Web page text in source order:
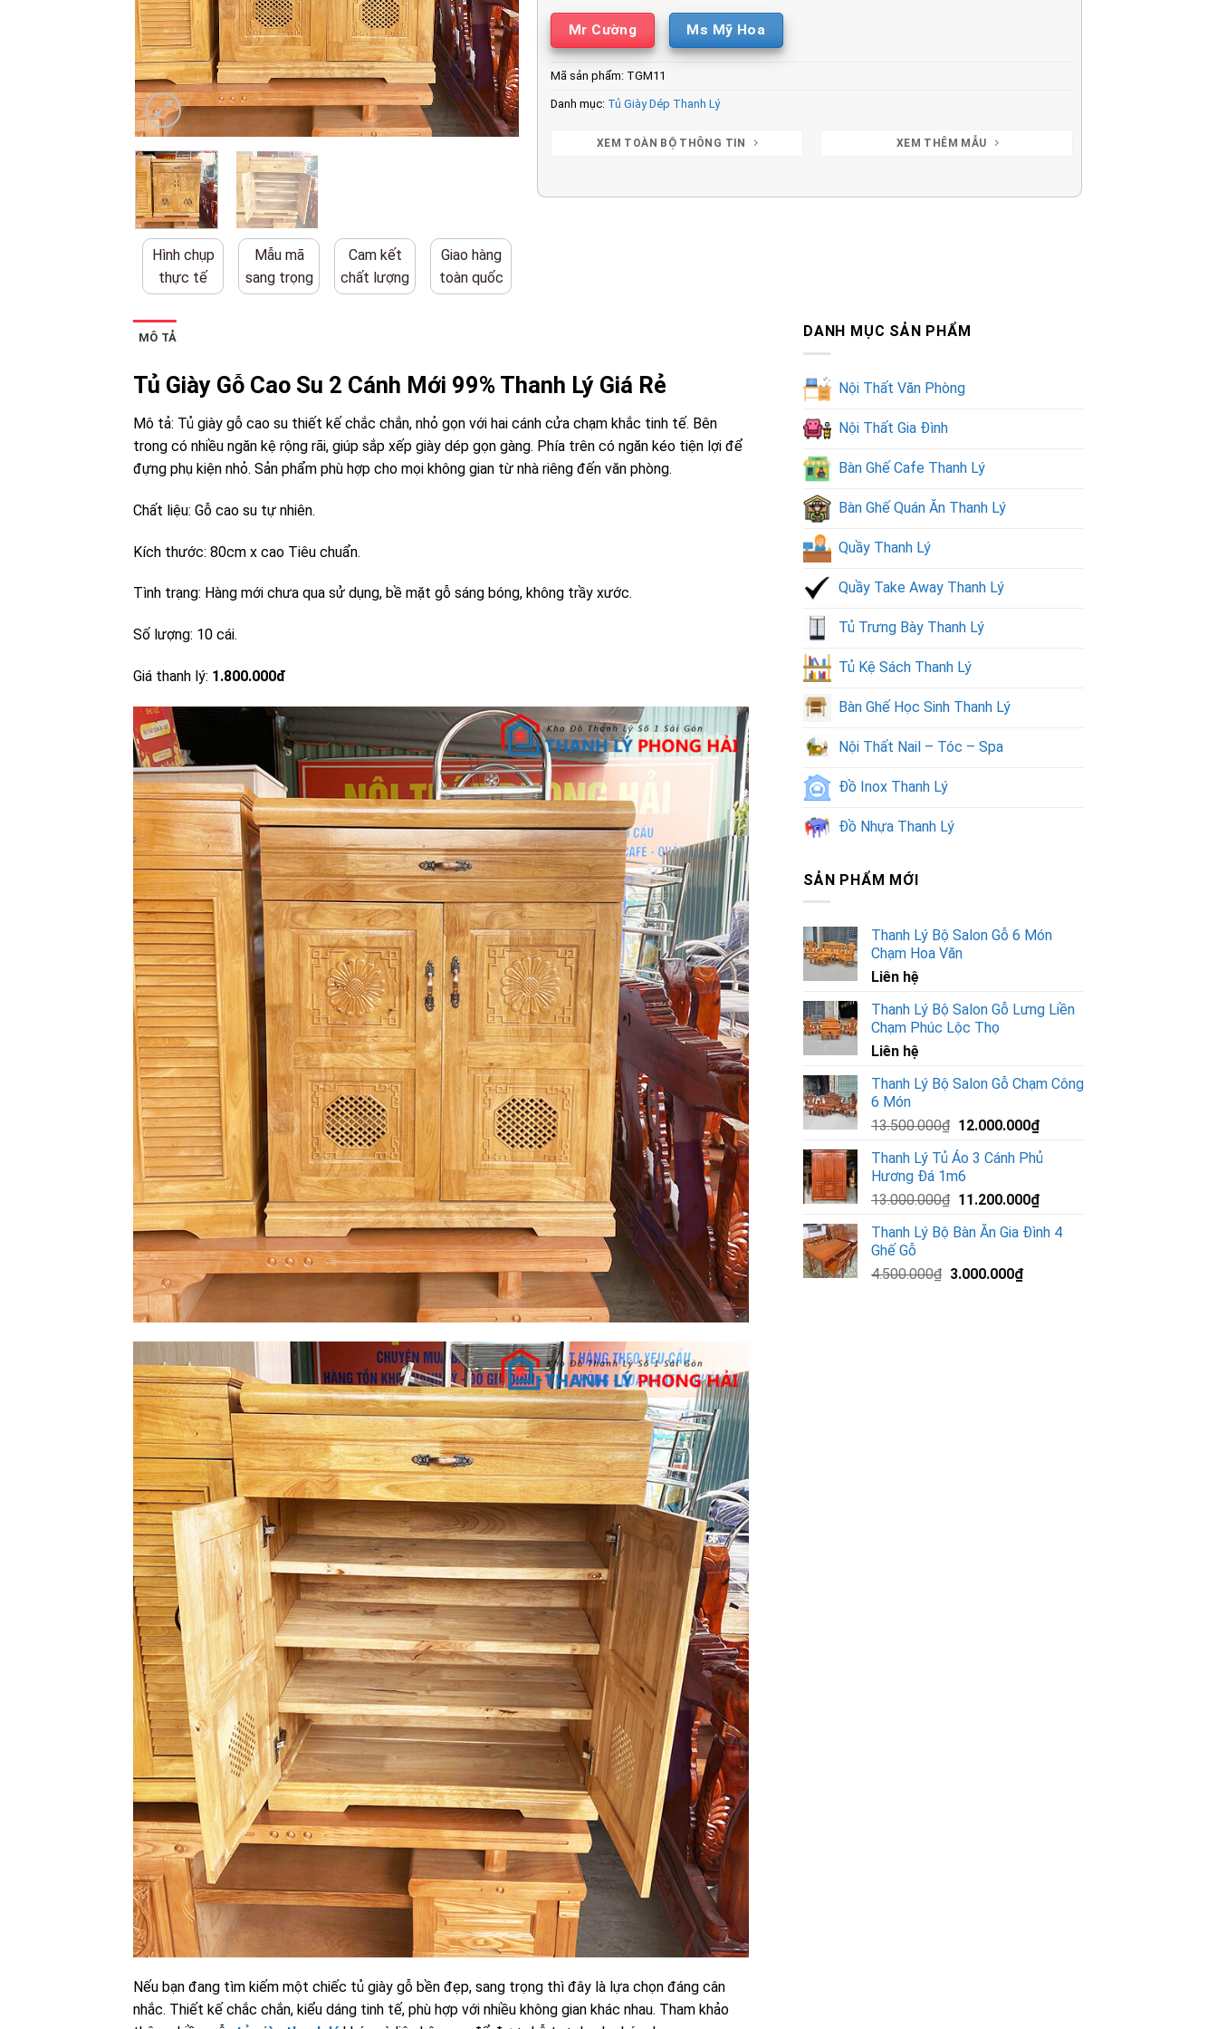
Hình chụp
thực tế
Mẫu mã
sang trọng
Cam kết
chất lượng
Giao hàng
toàn quốc
Mr Cường Ms Mỹ Hoa
Mã sản phẩm: TGM11
Danh mục: Tủ Giày Dép Thanh Lý
XEM TOÀN BỘ THÔNG TIN XEM THÊM MẪU
MÔ TẢ
Tủ Giày Gỗ Cao Su 2 Cánh Mới 99% Thanh Lý Giá Rẻ
Mô tả: Tủ giày gỗ cao su thiết kế chắc chắn, nhỏ gọn với hai cánh cửa chạm khắc tinh tế. Bên
trong có nhiều ngăn kệ rộng rãi, giúp sắp xếp giày dép gọn gàng. Phía trên có ngăn kéo tiện lợi để
đựng phụ kiện nhỏ. Sản phẩm phù hợp cho mọi không gian từ nhà riêng đến văn phòng.
Chất liệu: Gỗ cao su tự nhiên.
Kích thước: 80cm x cao Tiêu chuẩn.
Tình trạng: Hàng mới chưa qua sử dụng, bề mặt gỗ sáng bóng, không trầy xước.
Số lượng: 10 cái.
Giá thanh lý: 1.800.000đ
Nếu bạn đang tìm kiếm một chiếc tủ giày gỗ bền đẹp, sang trọng thì đây là lựa chọn đáng cân
nhắc. Thiết kế chắc chắn, kiểu dáng tinh tế, phù hợp với nhiều không gian khác nhau. Tham khảo
DANH MỤC SẢN PHẨM
Nội Thất Văn Phòng
Nội Thất Gia Đình
Bàn Ghế Cafe Thanh Lý
Bàn Ghế Quán Ăn Thanh Lý
Quầy Thanh Lý
Quầy Take Away Thanh Lý
Tủ Trưng Bày Thanh Lý
Tủ Kệ Sách Thanh Lý
Bàn Ghế Học Sinh Thanh Lý
Nội Thất Nail – Tóc – Spa
Đồ Inox Thanh Lý
Đồ Nhựa Thanh Lý
SẢN PHẨM MỚI
Thanh Lý Bộ Salon Gỗ 6 Món
Chạm Hoa Văn
Liên hệ
Thanh Lý Bộ Salon Gỗ Lưng Liền
Chạm Phúc Lộc Thọ
Liên hệ
Thanh Lý Bộ Salon Gỗ Chạm Công
6 Món
13.500.000₫ Giá
là:
13.500.000₫.
12.000.000₫Giá
tại
12.000.000₫.
Thanh Lý Tủ Áo 3 Cánh Phủ
Hương Đá 1m6
13.000.000₫ Giá
là:
11.200.000₫Giá
tại
Thanh Lý Bộ Bàn Ăn Gia Đình 4
Ghế Gỗ
4.500.000₫ Giá
3.000.000₫Giá